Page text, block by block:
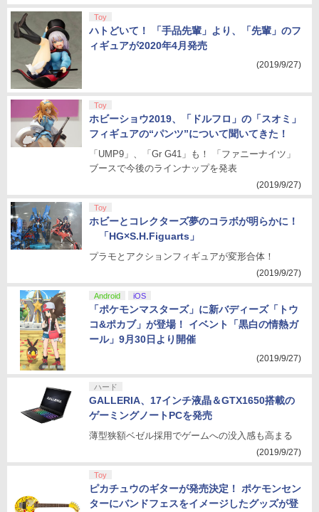
Toy
ハトどいて！ 「手品先輩」より、「先輩」のフ
ィギュアが2020年4月発売
(2019/9/27)
Toy
ホビーショウ2019、「ドルフロ」の「スオミ」
フィギュアの“パンツ”について聞いてきた！
「UMP9」、「Gr G41」も！ 「ファニーナイツ」
ブースで今後のラインナップを発表
(2019/9/27)
Toy
ホビーとコレクターズ夢のコラボが明らかに！
「HG×S.H.Figuarts」
プラモとアクションフィギュアが変形合体！
(2019/9/27)
Android iOS
「ポケモンマスターズ」に新バディーズ「トウ
コ&ポカブ」が登場！ イベント「黒白の情熱ガ
ール」9月30日より開催
(2019/9/27)
ハード
GALLERIA、17インチ液晶＆GTX1650搭載の
ゲーミングノートPCを発売
薄型狭額ベゼル採用でゲームへの没入感も高まる
(2019/9/27)
Toy
ピカチュウのギターが発売決定！ ポケモンセン
ターにバンドフェスをイメージしたグッズが登